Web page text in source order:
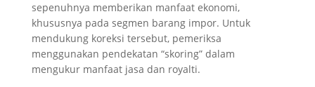
sepenuhnya memberikan manfaat ekonomi,
khususnya pada segmen barang impor. Untuk
mendukung koreksi tersebut, pemeriksa
menggunakan pendekatan “skoring” dalam
mengukur manfaat jasa dan royalti.